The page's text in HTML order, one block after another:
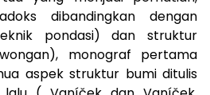
dibandingkan dengan
pondasi) dan struktur
monograf pertama
aspek struktur bumi ditulis